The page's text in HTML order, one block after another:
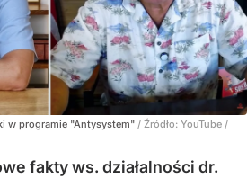
w programie "Antysystem" / Źródło: YouTube /
fakty ws. działalności dr.